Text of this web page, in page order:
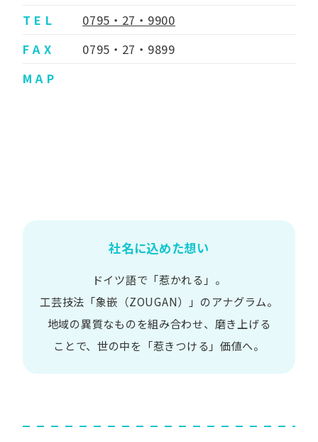
T E L
0795・27・9900
F A X
0795・27・9899
M A P
社名に込めた想い
ドイツ語で​「惹かれる」。
工芸技法​「象嵌​（ZOUGAN）」の​アナグラム。
地域の​異質な​ものを​組み合わせ、 磨き上げる​
ことで、 世の​中を​「惹きつける」価値へ。​